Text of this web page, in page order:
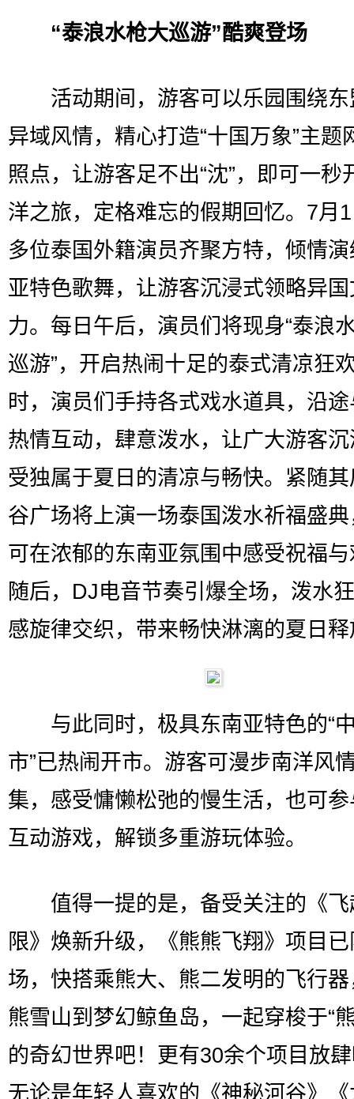
“泰浪水枪大巡游”酷爽登场
活动期间，游客可以乐园围绕东
异域风情，精心打造“十国万象”主题
照点，让游客足不出“沈”，即可一秒
洋之旅，定格难忘的假期回忆。7月
多位泰国外籍演员齐聚方特，倾情
亚特色歌舞，让游客沉浸式领略异
力。每日午后，演员们将现身“泰浪
巡游”，开启热闹十足的泰式清凉狂
时，演员们手持各式戏水道具，沿
热情互动，肆意泼水，让广大游客
受独属于夏日的清凉与畅快。紧随
谷广场将上演一场泰国泼水祈福盛
可在浓郁的东南亚氛围中感受祝福
随后，DJ电音节奏引爆全场，泼水
感旋律交织，带来畅快淋漓的夏日
与此同时，极具东南亚特色的“
市”已热闹开市。游客可漫步南洋风
集，感受慵懒松弛的慢生活，也可
互动游戏，解锁多重游玩体验。
值得一提的是，备受关注的《飞
限》焕新升级，《熊熊飞翔》项目
场，快搭乘熊大、熊二发明的飞行
熊雪山到梦幻鲸鱼岛，一起穿梭于“
的奇幻世界吧！更有30余个项目放
无论是年轻人喜欢的《神秘河谷》